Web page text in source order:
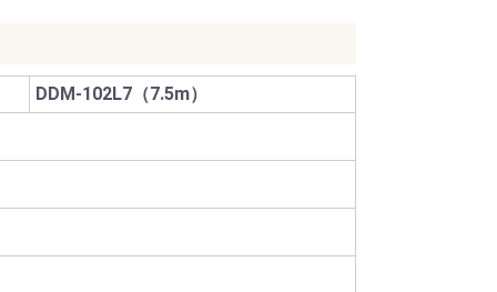
DDM-102L7（7.5m）